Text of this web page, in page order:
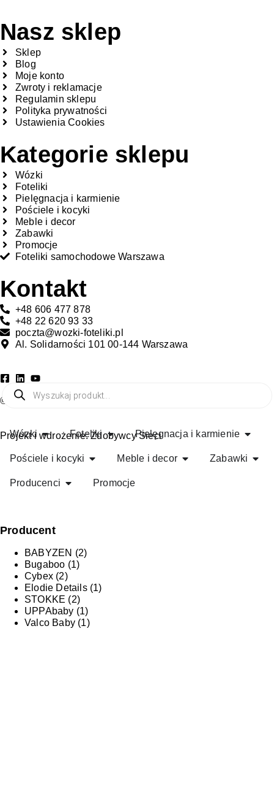
Nasz sklep
Sklep
Blog
Moje konto
Zwroty i reklamacje
Regulamin sklepu
Polityka prywatności
Ustawienia Cookies
Kategorie sklepu
Wózki
Foteliki
Pielęgnacja i karmienie
Pościele i kocyki
Meble i decor
Zabawki
Promocje
Foteliki samochodowe Warszawa
Kontakt
+48 606 477 878
+48 22 620 93 33
poczta@wozki-foteliki.pl
Al. Solidarności 101 00-144 Warszawa
© All rights reserved
Projekt i wdrożenie:Zdobywcy Sieci
Wózki Foteliki Pielęgnacja i karmienie
Pościele i kocyki Meble i decor Zabawki
Producenci Promocje
Producent
BABYZEN (2)
Bugaboo (1)
Cybex (2)
Elodie Details (1)
STOKKE (2)
UPPAbaby (1)
Valco Baby (1)